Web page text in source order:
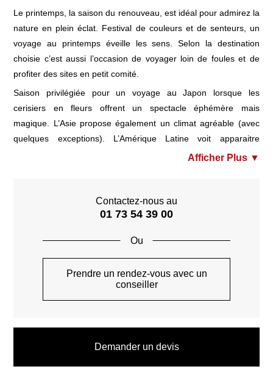
Le printemps, la saison du renouveau, est idéal pour admirez la
nature en plein éclat. Festival de couleurs et de senteurs, un
voyage au printemps éveille les sens. Selon la destination
choisie c’est aussi l’occasion de voyager loin de foules et de
profiter des sites en petit comité.
Saison privilégiée pour un voyage au Japon lorsque les
cerisiers en fleurs offrent un spectacle éphémère mais
magique. L’Asie propose également un climat agréable (avec
quelques exceptions). L’Amérique Latine voit apparaitre
l’automne mais il est encore temps de découvrir ce continent
idéals à visiter à cette période, avant les grosses chaleurs de
l’été. Il en est de même pour les pays d’Orient, de l’Egypte à la
Pour l’Europe, découvrez les splendeurs de l’Ecosse et de
l’Irlande à partir de mai ou profitez du soleil portugais !
Contactez-nous au
01 73 54 39 00
Prendre un rendez-vous avec un
conseiller
Demander un devis